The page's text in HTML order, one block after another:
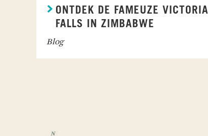
ONTDEK DE FAMEUZE VICTORIA
FALLS IN ZIMBABWE
Blog